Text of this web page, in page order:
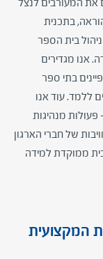
בתכנית
בית הספר
אנו מגדירים
בתי ספר
ללמד. עוד אנו
פעולות מנהיגות
של חברי הארגון
ממוקדת למידה
המקצועית